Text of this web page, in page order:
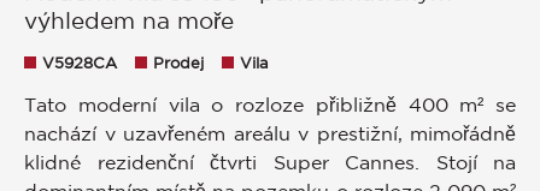
výhledem na moře
V5928CA Prodej Vila
Tato moderní vila o rozloze přibližně 400 m² se
nachází v uzavřeném areálu v prestižní, mimořádně
klidné rezidenční čtvrti Super Cannes. Stojí na